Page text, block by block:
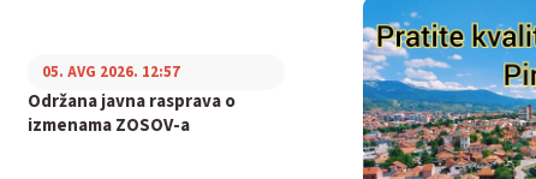
Održana javna rasprava o
izmenama ZOSOV-a
05. AVG 2026. 12:57